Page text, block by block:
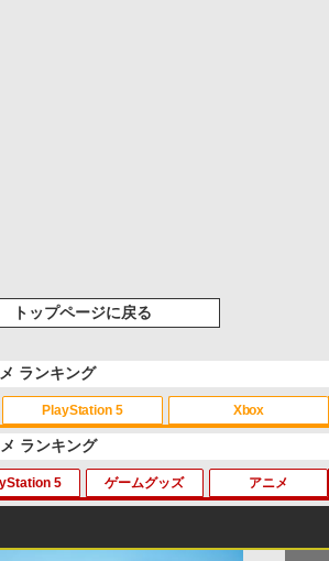
トップページに戻る
ランキング
スプラトゥーン レイダース|オンライン
PlayStation 5
PlayStation 5 デジタル・エディション
Xbox
【純正品】Xbox ワイヤレス コントロー
ランキング
5 ゲームグッズ アニメ